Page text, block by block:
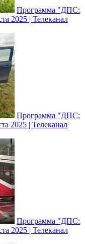
Программа "ДПС:
2025 | Телеканал
Программа "ДПС:
2025 | Телеканал
Программа "ДПС:
2025 | Телеканал